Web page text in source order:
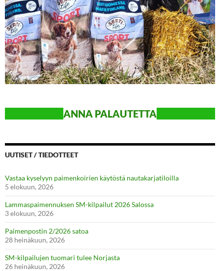
ANNA PALAUTETTA
UUTISET / TIEDOTTEET
Vastaa kyselyyn paimenkoirien käytöstä nautakarjatiloilla
5 elokuun, 2026
Lammaspaimennuksen SM-kilpailut 2026 Salossa
3 elokuun, 2026
Paimenpostin 2/2026 satoa
28 heinäkuun, 2026
SM-kilpailujen tuomari tulee Norjasta
26 heinäkuun, 2026